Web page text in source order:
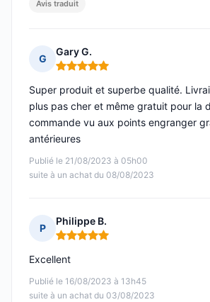
Avis traduit
G
Gary G.
Note : 5 sur 5
Publié le 21/08/2023 à 05h00
suite à un achat du 08/08/2023
Super produit et superbe qualité.
plus pas cher et même gratuit pour la
commande vu aux points engranger
antérieures
P
Philippe B.
Note : 5 sur 5
Publié le 16/08/2023 à 13h45
suite à un achat du 03/08/2023
Excellent